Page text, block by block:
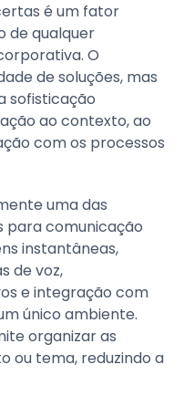
é um fator
de qualquer
O
de soluções, mas
sofisticação
ao contexto, ao
com os processos
uma das
comunicação
instantâneas,
de voz,
e integração com
único ambiente.
organizar as
ou tema, reduzindo a